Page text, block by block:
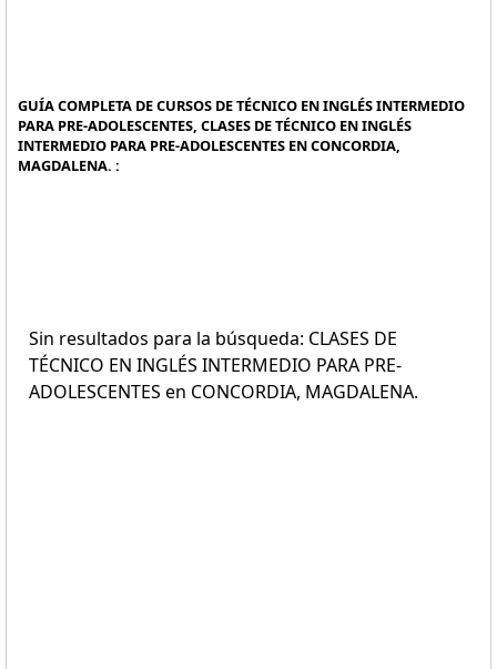
GUÍA COMPLETA DE CURSOS DE TÉCNICO EN INGLÉS INTERMEDIO
PARA PRE-ADOLESCENTES, CLASES DE TÉCNICO EN INGLÉS
INTERMEDIO PARA PRE-ADOLESCENTES EN CONCORDIA,
MAGDALENA. :
Sin resultados para la búsqueda: CLASES DE
TÉCNICO EN INGLÉS INTERMEDIO PARA PRE-
ADOLESCENTES en CONCORDIA, MAGDALENA.